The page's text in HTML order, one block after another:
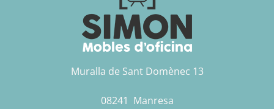
Muralla de Sant Domènec 13
08241 Manresa